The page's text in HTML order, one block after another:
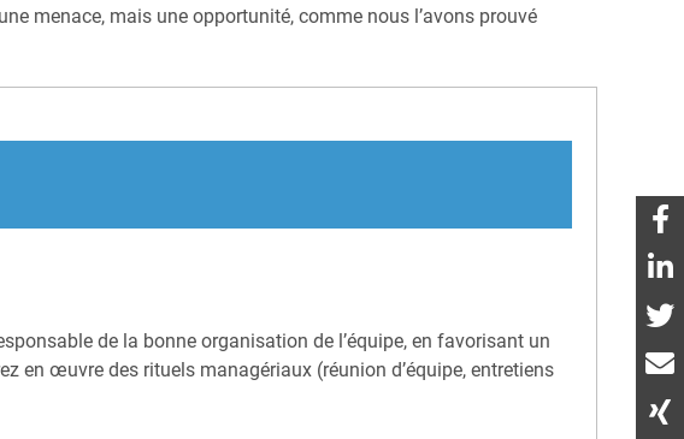
menace, mais une opportunité, comme nous l’avons prouvé
de la bonne organisation de l’équipe, en favorisant un
en œuvre des rituels managériaux (réunion d’équipe, entretiens